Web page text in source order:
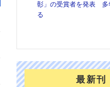
彰」の受賞者を発表 多
る
最新刊